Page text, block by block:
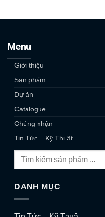
Menu
Giới thiệu
Sản phẩm
Dự án
Catalogue
Chứng nhận
Tin Tức – Kỹ Thuật
DANH MỤC